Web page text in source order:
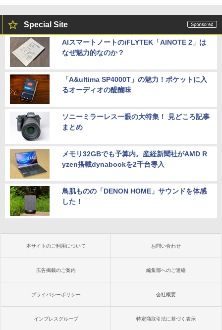
Special Site
AIスマートノートのiFLYTEK「AINOTE 2」は
なぜ魅力的なのか？
「A&ultima SP4000T」の魅力！ポケットに入
るオーディオの醍醐味
ソニーミラーレス一眼の大特集！ 見どころ記事
まとめ
メモリ32GBでも予算内。産経新聞社がAMD R
yzen搭載dynabookを2千台導入
鳥肌ものの「DENON HOME」サウンドを体感
した！
本サイトのご利用について お問い合わせ
広告掲載のご案内 編集部へのご連絡
プライバシーポリシー 会社概要
インプレスグループ 特定商取引法に基づく表示